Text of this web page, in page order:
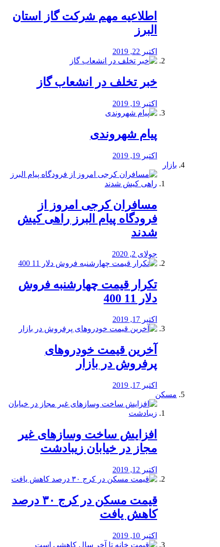
️اطلاعیه مهم شرکت گاز استان
البرز
اکتبر 22, 2019
خبر تخلف در انشعاب گاز
اکتبر 19, 2019
پیام شهروندی
اکتبر 19, 2019
بازار
مسافران کرجی امروز از
فرودگاه پیام البرز راهی کیش
شدند
جولای 2, 2020
تکرار قیمت چهارشنبه فروش
دلار 11 400
اکتبر 17, 2019
آخرین قیمت خودرو‌های
پرفروش در بازار
اکتبر 17, 2019
مسکن
افزایش ساخت وسازهای غیر
مجاز در خیابان زیبادشت
اکتبر 12, 2019
️قیمت مسکن در کرج ۳۰ درصد
کاهش یافت
اکتبر 10, 2019